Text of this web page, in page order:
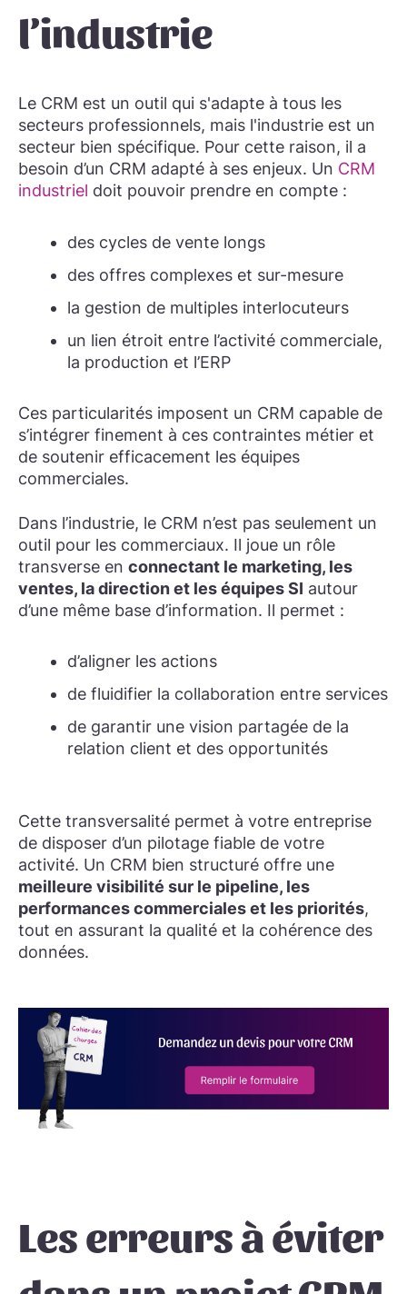
l’industrie
Le CRM est un outil qui s'adapte à tous les
secteurs professionnels, mais l'industrie est un
secteur bien spécifique. Pour cette raison, il a
besoin d’un CRM adapté à ses enjeux. Un CRM
industriel doit pouvoir prendre en compte :
des cycles de vente longs
des offres complexes et sur-mesure
la gestion de multiples interlocuteurs
un lien étroit entre l’activité commerciale,
la production et l’ERP
Ces particularités imposent un CRM capable de
s’intégrer finement à ces contraintes métier et
de soutenir efficacement les équipes
commerciales.
Dans l’industrie, le CRM n’est pas seulement un
outil pour les commerciaux. Il joue un rôle
transverse en connectant le marketing, les
ventes, la direction et les équipes SI autour
d’une même base d’information. Il permet :
d’aligner les actions
de fluidifier la collaboration entre services
de garantir une vision partagée de la
relation client et des opportunités
Cette transversalité permet à votre entreprise
de disposer d’un pilotage fiable de votre
activité. Un CRM bien structuré offre une
meilleure visibilité sur le pipeline, les
performances commerciales et les priorités,
tout en assurant la qualité et la cohérence des
données.
Les erreurs à éviter